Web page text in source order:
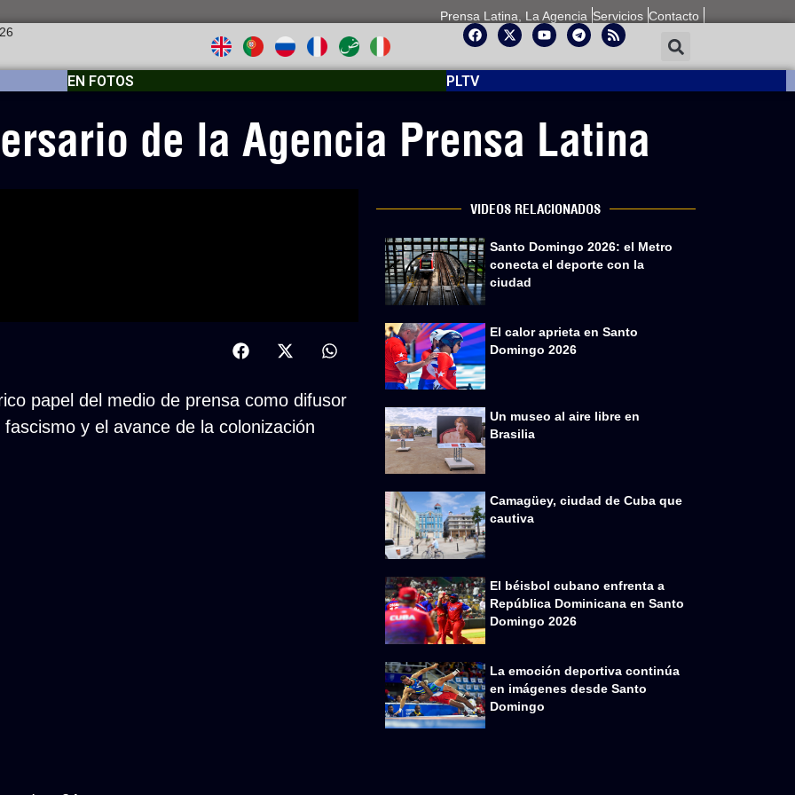
Prensa Latina, La Agencia Servicios Contacto
EN FOTOS PLTV
de la Agencia Prensa Latina
papel del medio de prensa como difusor
y el avance de la colonización
VIDEOS RELACIONADOS
Santo Domingo 2026: el Metro
conecta el deporte con la
ciudad
El calor aprieta en Santo
Domingo 2026
Un museo al aire libre en
Brasilia
Camagüey, ciudad de Cuba que
cautiva
El béisbol cubano enfrenta a
República Dominicana en Santo
Domingo 2026
La emoción deportiva continúa
en imágenes desde Santo
Domingo